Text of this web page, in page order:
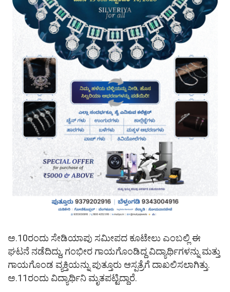
ಅ.10ರಂದು ಸೇಡಿಯಾಪು ಸಮೀಪದ ಕೂಟೇಲು ಎಂಬಲ್ಲಿ ಈ
ಘಟನೆ ನಡೆದಿದ್ದು, ಗಂಭೀರ ಗಾಯಗೊಂಡಿದ್ದ ವಿದ್ಯಾರ್ಥಿಗಳನ್ನು ಮತ್ತು
ಗಾಯಗೊಂಡ ವ್ಯಕ್ತಿಯನ್ನು ಪುತ್ತೂರು ಆಸ್ಪತ್ರೆಗೆ ದಾಖಲಿಸಲಾಗಿತ್ತು.
ಅ.11ರಂದು ವಿದ್ಯಾರ್ಥಿನಿ ಮೃತಪಟ್ಟಿದ್ದಾರೆ.